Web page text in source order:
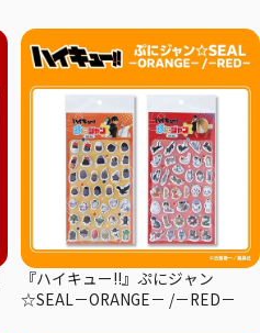
『ハイキュー!!』ぷにジャン
☆SEAL－ORANGE－ /－RED－